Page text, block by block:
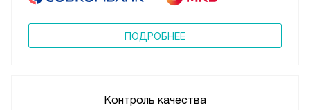
ПОДРОБНЕЕ
Контроль качества